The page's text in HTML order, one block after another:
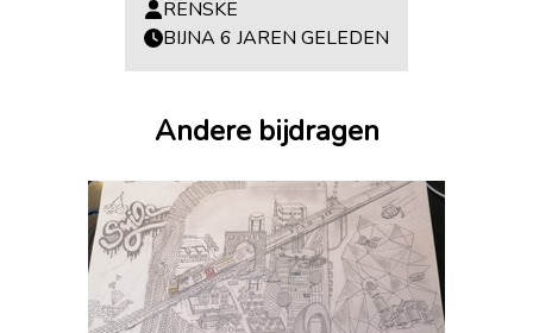
RENSKE
BIJNA 6 JAREN GELEDEN
Andere bijdragen